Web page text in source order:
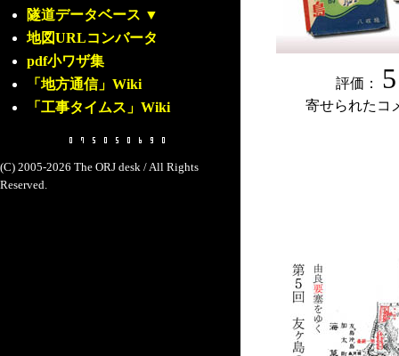
隧道データベース ▼
地図URLコンバータ
pdf小ワザ集
「地方通信」Wiki
「工事タイムス」Wiki
(C) 2005-2026 The ORJ desk / All Rights
Reserved.
評価： 5
寄せられたコ